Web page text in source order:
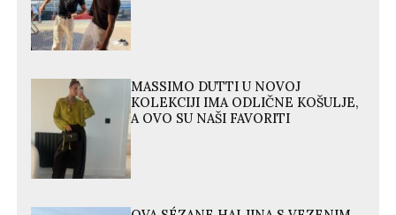
MASSIMO DUTTI U NOVOJ
KOLEKCIJI IMA ODLIČNE KOŠULJE,
A OVO SU NAŠI FAVORITI